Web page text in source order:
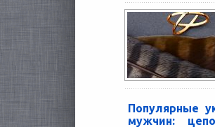
Популярные
мужчин: